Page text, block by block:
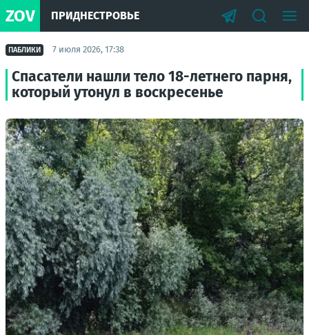
ZOV ПРИДНЕСТРОВЬЕ
ПАБЛИКИ 7 июля 2026, 17:38
Спасатели нашли тело 18-летнего парня,
который утонул в воскресенье